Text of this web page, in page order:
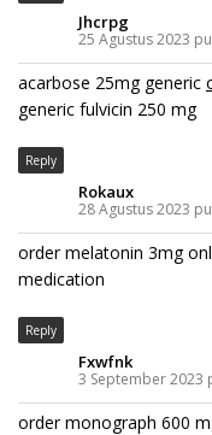
Jhcrpg
25 Agustus 2023
acarbose 25mg generic
generic fulvicin 250 mg
Reply
Rokaux
28 Agustus 2023
order melatonin 3mg
medication
Reply
Fxwfnk
3 September 2023
order monograph 600